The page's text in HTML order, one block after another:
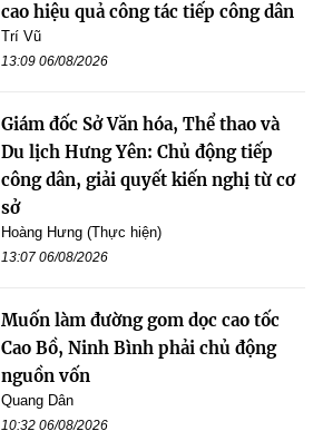
cao hiệu quả công tác tiếp công dân
Trí Vũ
13:09 06/08/2026
Giám đốc Sở Văn hóa, Thể thao và
Du lịch Hưng Yên: Chủ động tiếp
công dân, giải quyết kiến nghị từ cơ
sở
Hoàng Hưng (Thực hiện)
13:07 06/08/2026
Muốn làm đường gom dọc cao tốc
Cao Bồ, Ninh Bình phải chủ động
nguồn vốn
Quang Dân
10:32 06/08/2026